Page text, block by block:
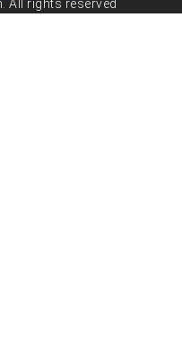
All rights reserved